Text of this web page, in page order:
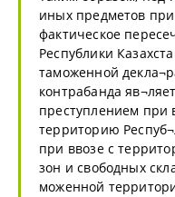
иных предметов
фактическое
Республики
таможенной
контрабанда
преступлением при
территорию
при ввозе с
зон и свободных
моженной